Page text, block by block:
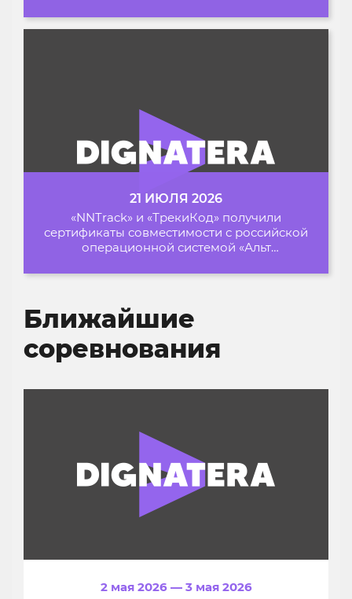
21 ИЮЛЯ 2026
«NNTrack» и «ТрекиКод» получили
сертификаты совместимости с российской
операционной системой «Альт
Ближайшие
соревнования
2 мая 2026 — 3 мая 2026